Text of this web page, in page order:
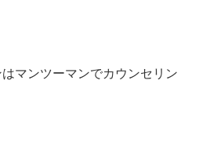
マンツーマンでカウンセリン